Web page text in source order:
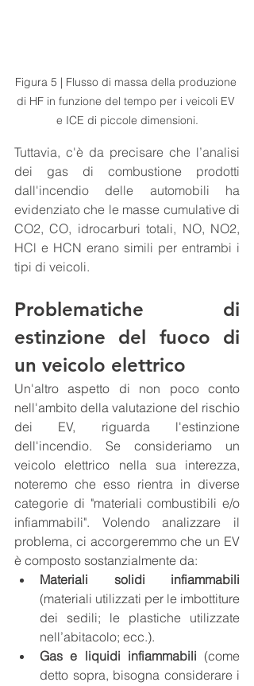
Figura 5 | Flusso di massa della produzione
di HF in funzione del tempo per i veicoli EV
e ICE di piccole dimensioni.
Tuttavia, c'è da precisare che l’analisi
dei gas di combustione prodotti
dall'incendio delle automobili ha
evidenziato che le masse cumulative di
CO2, CO, idrocarburi totali, NO, NO2,
HCl e HCN erano simili per entrambi i
tipi di veicoli.
Problematiche di
estinzione del fuoco di
un veicolo elettrico
Un'altro aspetto di non poco conto
nell'ambito della valutazione del rischio
dei EV, riguarda l'estinzione
dell'incendio. Se consideriamo un
veicolo elettrico nella sua interezza,
noteremo che esso rientra in diverse
categorie di "materiali combustibili e/o
infiammabili". Volendo analizzare il
problema, ci accorgeremmo che un EV
è composto sostanzialmente da:
(materiali utilizzati per le imbottiture
dei sedili; le plastiche utilizzate
nell’abitacolo; ecc.).
Gas e liquidi infiammabili (come
detto sopra, bisogna considerare i